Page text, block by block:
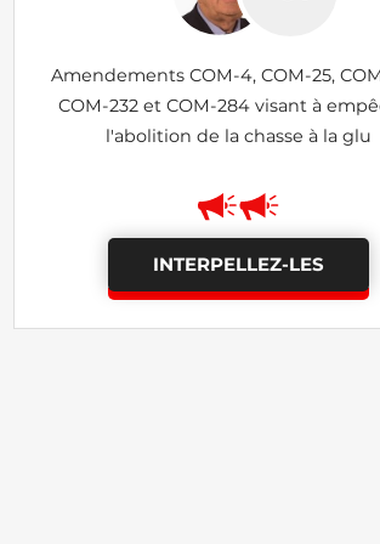
Amendements COM-4, COM-25,
COM-232 et COM-284 visant à
l'abolition de la chasse à la glu
INTERPELLEZ-LES